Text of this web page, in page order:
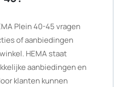
Plein 40-45 vragen
of aanbiedingen
HEMA staat
aanbiedingen en
klanten kunnen